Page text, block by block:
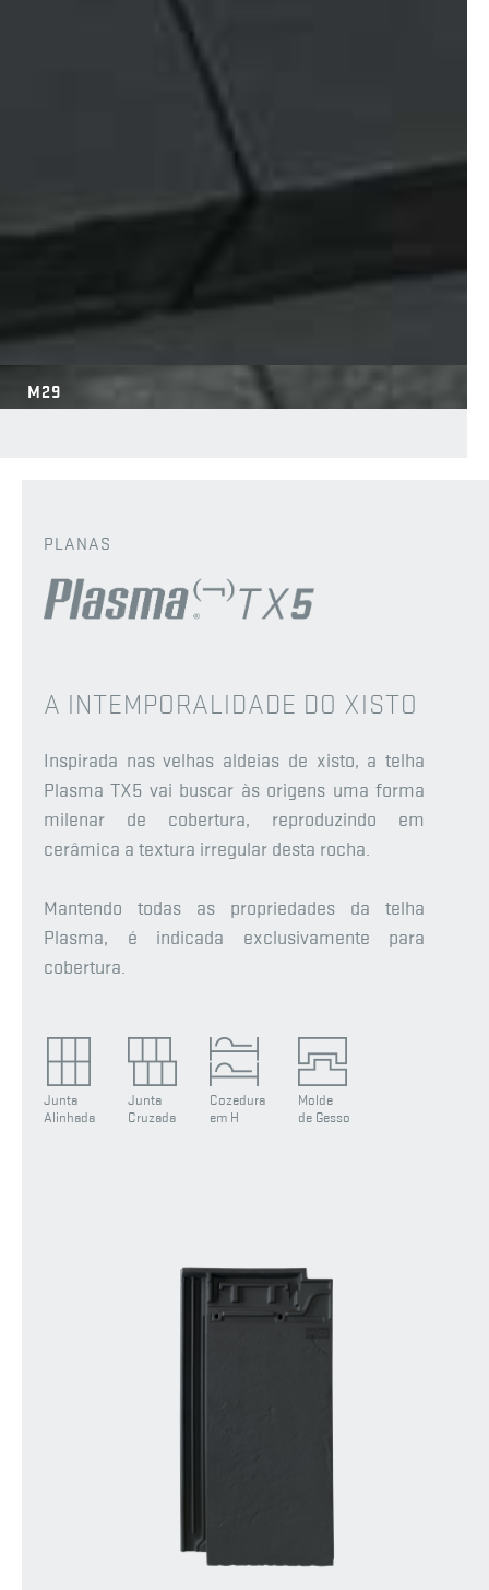
M29
PLANAS
A INTEMPORALIDADE DO XISTO
Inspirada nas velhas aldeias de xisto, a telha
Plasma TX5 vai buscar às origens uma forma
milenar de cobertura, reproduzindo em
cerâmica a textura irregular desta rocha.
Mantendo todas as propriedades da telha
Plasma, é indicada exclusivamente para
cobertura.
Junta
Alinhada
Junta
Cruzada
Cozedura
em H
Molde
de Gesso